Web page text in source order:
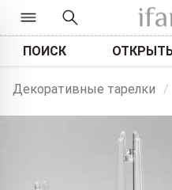
ПОИСК
Декоративные тарелки /